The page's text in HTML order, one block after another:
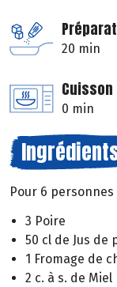
20 min
Cuisson
0 min
Pour 6 personnes
3 Poire
50 cl de Jus de
1 Fromage de
2 c. à s. de Miel